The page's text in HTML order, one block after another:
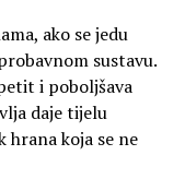
ako se jedu
sustavu.
i poboljšava
daje tijelu
koja se ne